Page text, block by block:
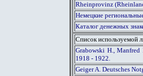
Rheinprovinz
Немецкие
Каталог денежных
Список используемой
Grabowski H., Manfred
1918 - 1922.
Geiger A. Deutsches